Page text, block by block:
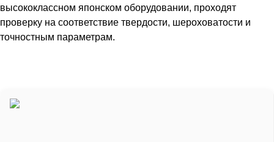
высококлассном японском оборудовании, проходят
проверку на соответствие твердости, шероховатости и
точностным параметрам.